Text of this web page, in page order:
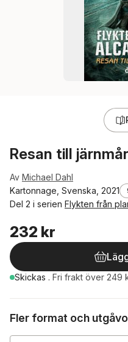
Resan till
Av Michael Dahl
Kartonnage, Svenska, 2021
Del 2 i serien Flykten från
232 kr
Skickas . Fri frakt över 249
Fler format och